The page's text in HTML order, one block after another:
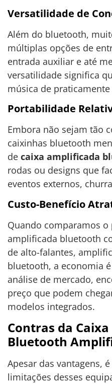
Versatilidade de
Além do bluetooth,
múltiplas opções de
entrada auxiliar e até
versatilidade significa
música de
Portabilidade
Embora não sejam tão
caixinhas bluetooth
de caixa amplificada
rodas ou designs que
eventos externos,
Custo-Benefício
Quando comparamos o
amplificada bluetooth
de alto-falantes,
bluetooth, a economia
análise de mercado,
preço que podem
modelos integrados.
Contras da Caixa
Bluetooth
Apesar das vantagens,
limitações desses